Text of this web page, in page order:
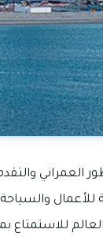
العمراني
للاستمتاع